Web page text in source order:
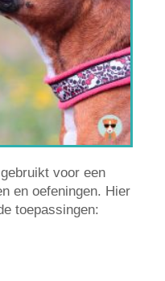
voor een
en oefeningen. Hier
toepassingen: